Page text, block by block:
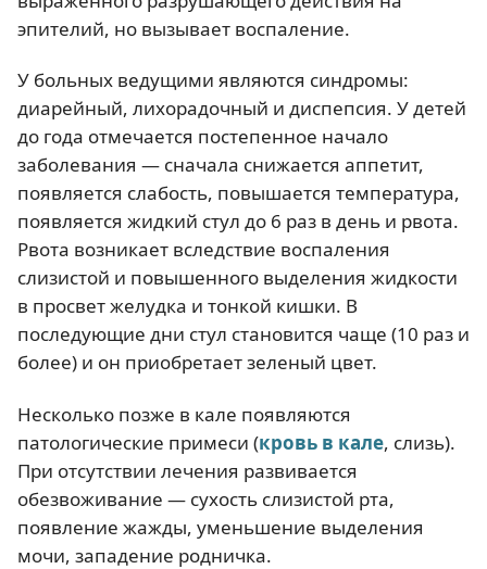
эпителий, но вызывает воспаление.
У больных ведущими являются синдромы:
диарейный, лихорадочный и диспепсия. У детей
до года отмечается постепенное начало
заболевания — сначала снижается аппетит,
появляется слабость, повышается температура,
появляется жидкий стул до 6 раз в день и рвота.
Рвота возникает вследствие воспаления
слизистой и повышенного выделения жидкости
в просвет желудка и тонкой кишки. В
последующие дни стул становится чаще (10 раз и
более) и он приобретает зеленый цвет.
Несколько позже в кале появляются
патологические примеси (кровь в кале, слизь).
При отсутствии лечения развивается
обезвоживание — сухость слизистой рта,
появление жажды, уменьшение выделения
мочи, западение родничка.